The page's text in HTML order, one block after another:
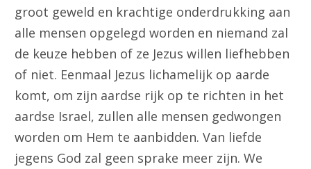
groot geweld en krachtige onderdrukking aan
alle mensen opgelegd worden en niemand zal
de keuze hebben of ze Jezus willen liefhebben
of niet. Eenmaal Jezus lichamelijk op aarde
komt, om zijn aardse rijk op te richten in het
aardse Israel, zullen alle mensen gedwongen
worden om Hem te aanbidden. Van liefde
jegens God zal geen sprake meer zijn. We